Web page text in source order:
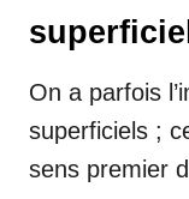
On a parfois
superficiels ;
sens premier